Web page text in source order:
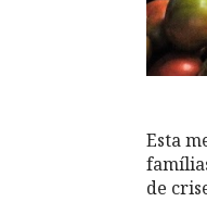
Esta
de